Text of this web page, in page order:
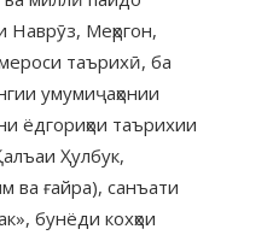
Наврӯз, Меҳргон,
таърихӣ, ба
умумиҷаҳонии
таърихии
Ҳулбук,
ва ғайра), санъати
бунёди кохҳои